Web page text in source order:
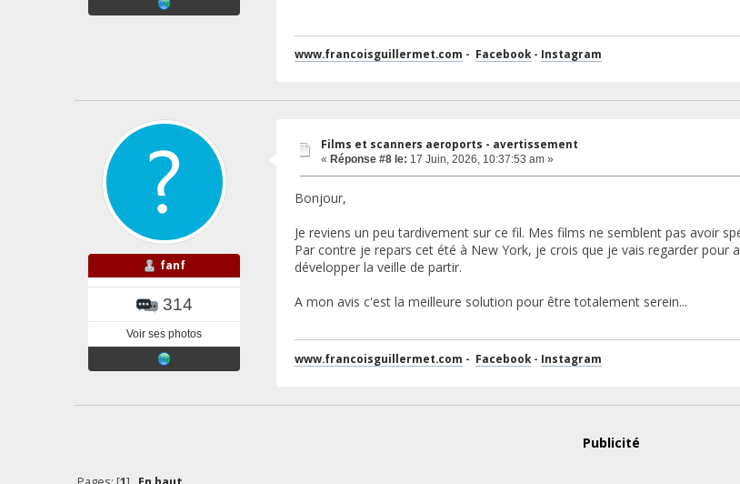
www.francoisguillermet.com - Facebook- Instagram
fanf
314
Voir ses photos
Films et scanners aeroports - avertissement
« Réponse #8 le: 17 Juin, 2026, 10:37:53 am »
Bonjour,
Je reviens un peu tardivement sur ce fil. Mes films ne semblent pas avoir
Par contre je repars cet été à New York, je crois que je vais regarder
développer la veille de partir.
A mon avis c'est la meilleure solution pour être totalement serein...
www.francoisguillermet.com - Facebook- Instagram
Publicité